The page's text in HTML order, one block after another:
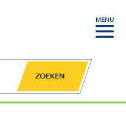
MENU
Zoekknop